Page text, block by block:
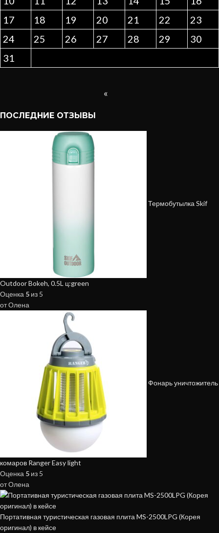
17
18 19 20 21 22
23
24
25 26 27 28 29
30
31
«
ПОСЛЕДНИЕ ОТЗЫВЫ
Термобутылка Skif
Outdoor Bokeh, 0.5L ц:green
Оценка 5 из 5
от Олена
Фонарь уничтожитель
комаров Ranger Easy light
Оценка 5 из 5
от Олена
Портативная туристическая газовая плита MS-2500LPG (Корея
оригинал) в кейсе